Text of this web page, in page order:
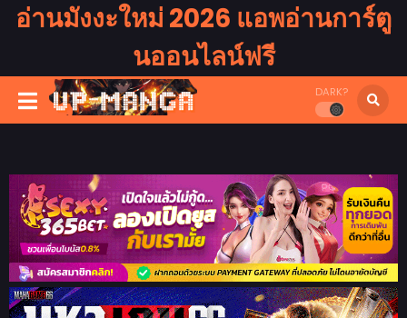
อ่านมังงะใหม่ 2026 แอพอ่านการ์ตู
นออนไลน์ฟรี
DARK?